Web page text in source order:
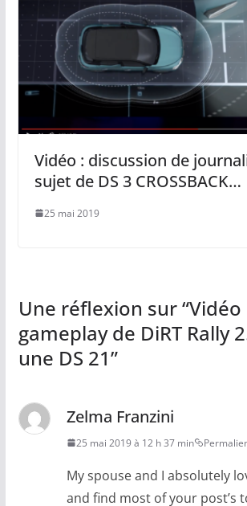
Vidéo : discussion de
sujet de DS 3 CROSSBACK…
25 mai 2019
Une réflexion sur “Vidéo
gameplay de DiRT Rally
une DS 21”
Zelma Franzini
25 mai 2019 à 12 h 37 min
My spouse and I absolutely
and find most of your post’s